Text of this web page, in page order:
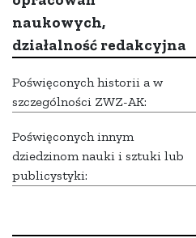
naukowych,
działalność redakcyjna
Poświęconych historii a w
szczególności ZWZ-AK:
Poświęconych innym
dziedzinom nauki i sztuki lub
publicystyki: